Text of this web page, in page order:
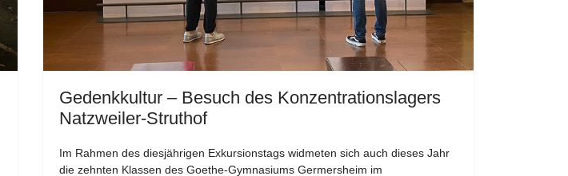
Gedenkkultur – Besuch des Konzentrationslagers
Natzweiler-Struthof
Im Rahmen des diesjährigen Exkursionstags widmeten sich auch dieses Jahr
die zehnten Klassen des Goethe-Gymnasiums Germersheim im